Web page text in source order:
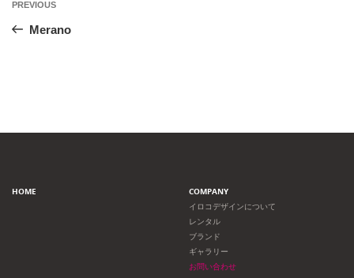
稿
ゲ
シ
Previous
PREVIOUS
Merano
HOME
COMPANY
イロコデザインについて
レンタル
ブランド
ギャラリー
お問い合わせ